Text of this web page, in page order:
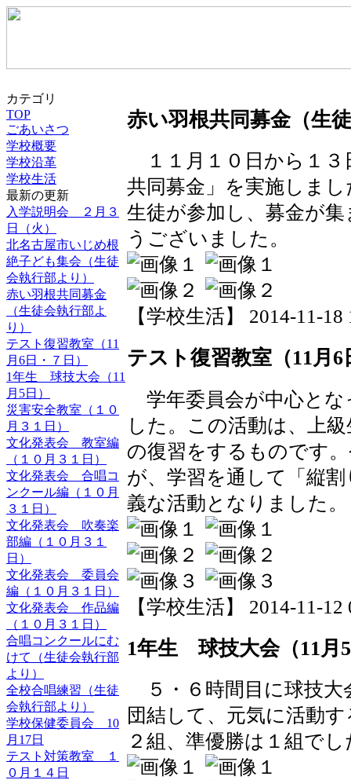
カテゴリ
TOP
ごあいさつ
学校概要
学校沿革
学校生活
最新の更新
入学説明会 ２月３
日（火）
北名古屋市いじめ根
絶子ども集会（生徒
会執行部より）
赤い羽根共同募金
（生徒会執行部よ
り）
テスト復習教室（11
月6日・７日）
1年生 球技大会（11
月5日）
災害安全教室（１０
月３１日）
文化発表会 教室編
（１０月３１日）
文化発表会 合唱コ
ンクール編（１０月
３１日）
文化発表会 吹奏楽
部編（１０月３１
日）
文化発表会 委員会
編（１０月３１日）
文化発表会 作品編
（１０月３１日）
合唱コンクールにむ
けて（生徒会執行部
より）
全校合唱練習（生徒
会執行部より）
学校保健委員会 10
月17日
テスト対策教室 １
０月１４日
赤い羽根共同募金（生
１１月１０日から１３
共同募金」を実施しま
生徒が参加し、募金が
うございました。
【学校生活】 2014-11-18
テスト復習教室（11月6
学年委員会が中心とな
した。この活動は、上
の復習をするものです
が、学習を通して「縦
義な活動となりました。
【学校生活】 2014-11-12
1年生 球技大会（11月
５・６時間目に球技大
団結して、元気に活動
２組、準優勝は１組でし